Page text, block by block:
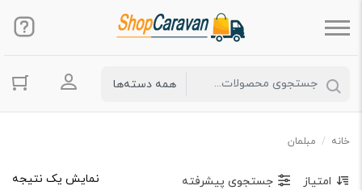
ورود به
خانه / مبلمان
نمایش یک نتیجه امتیاز جستجوی پیشرفته